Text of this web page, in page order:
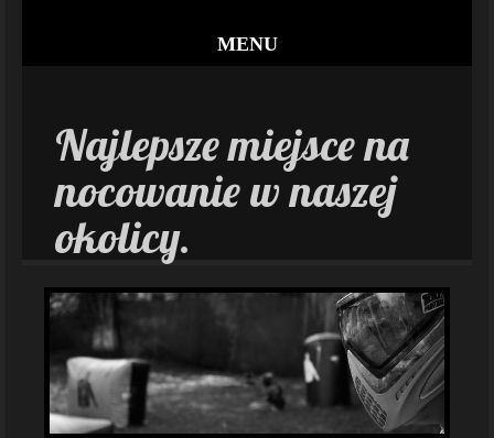
MENU
Najlepsze miejsce na
nocowanie w naszej
okolicy.